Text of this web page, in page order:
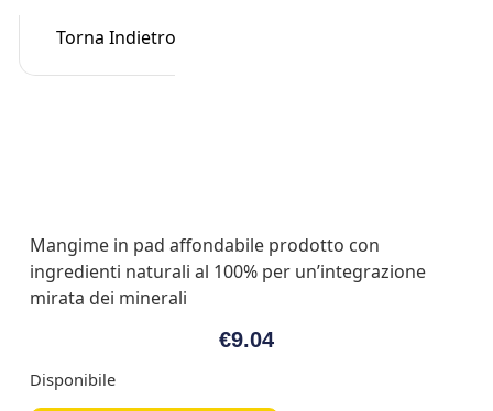
Torna Indietro
Mangime in pad affondabile prodotto con
ingredienti naturali al 100% per un’integrazione
mirata dei minerali
€9.04
Disponibile